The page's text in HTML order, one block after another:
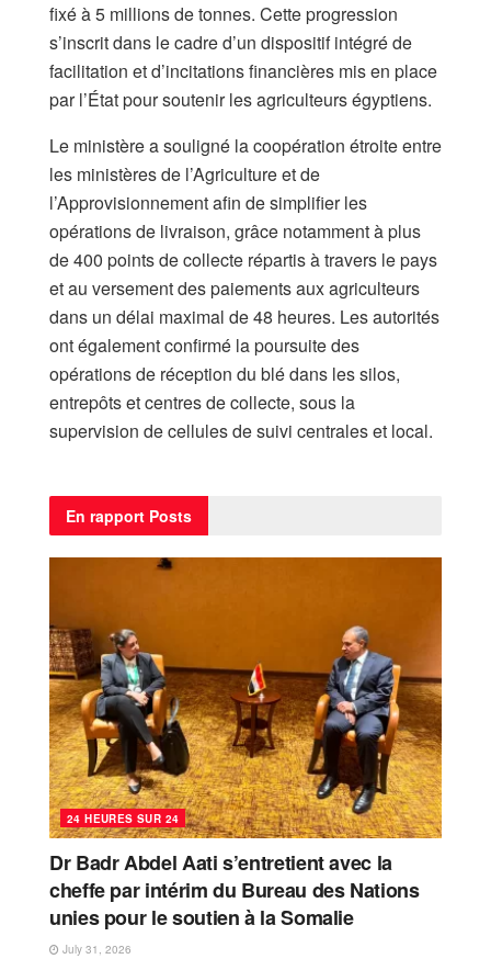
fixé à 5 millions de tonnes. Cette progression
s’inscrit dans le cadre d’un dispositif intégré de
facilitation et d’incitations financières mis en place
par l’État pour soutenir les agriculteurs égyptiens.
Le ministère a souligné la coopération étroite entre
les ministères de l’Agriculture et de
l’Approvisionnement afin de simplifier les
opérations de livraison, grâce notamment à plus
de 400 points de collecte répartis à travers le pays
et au versement des paiements aux agriculteurs
dans un délai maximal de 48 heures. Les autorités
ont également confirmé la poursuite des
opérations de réception du blé dans les silos,
entrepôts et centres de collecte, sous la
supervision de cellules de suivi centrales et local.
En rapport Posts
24 HEURES SUR 24
Dr Badr Abdel Aati s’entretient avec la
cheffe par intérim du Bureau des Nations
unies pour le soutien à la Somalie
July 31, 2026